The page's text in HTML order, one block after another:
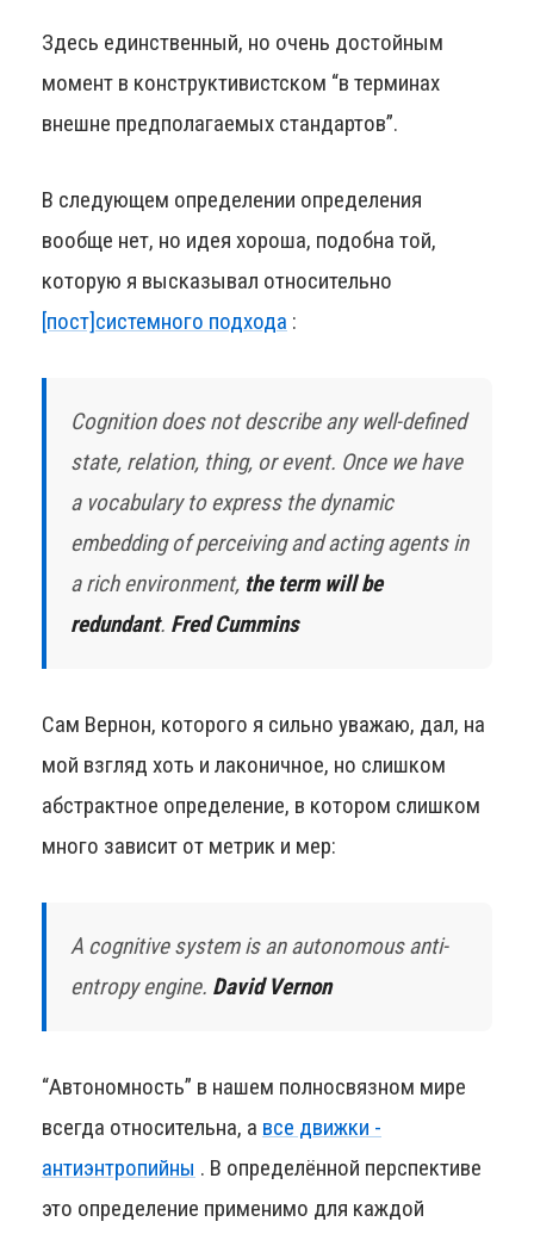
Здесь единственный, но очень достойным
момент в конструктивистском “в терминах
внешне предполагаемых стандартов”.
В следующем определении определения
вообще нет, но идея хороша, подобна той,
которую я высказывал относительно
[пост]системного подхода :
Cognition does not describe any well-defined
state, relation, thing, or event. Once we have
a vocabulary to express the dynamic
embedding of perceiving and acting agents in
a rich environment, the term will be
redundant. Fred Cummins
Сам Вернон, которого я сильно уважаю, дал, на
мой взгляд хоть и лаконичное, но слишком
абстрактное определение, в котором слишком
много зависит от метрик и мер:
A cognitive system is an autonomous anti-
entropy engine. David Vernon
“Автономность” в нашем полносвязном мире
всегда относительна, а все движки -
антиэнтропийны . В определённой перспективе
это определение применимо для каждой